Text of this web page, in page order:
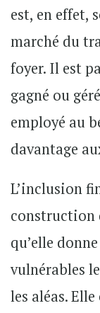
est, en effet,
marché du
foyer. Il est
gagné ou
employé au
davantage
L’inclusion
construction
qu’elle
vulnérables
les aléas.